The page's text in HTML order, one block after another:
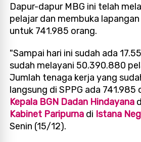
Dapur-dapur MBG ini telah
pelajar dan membuka
untuk 741.985 orang.
"Sampai hari ini sudah ada
sudah melayani 50.390.880
Jumlah tenaga kerja yang
langsung di SPPG ada 741.985
Kepala BGN Dadan Hindayana
Kabinet Paripurna di Istana
Senin (15/12).